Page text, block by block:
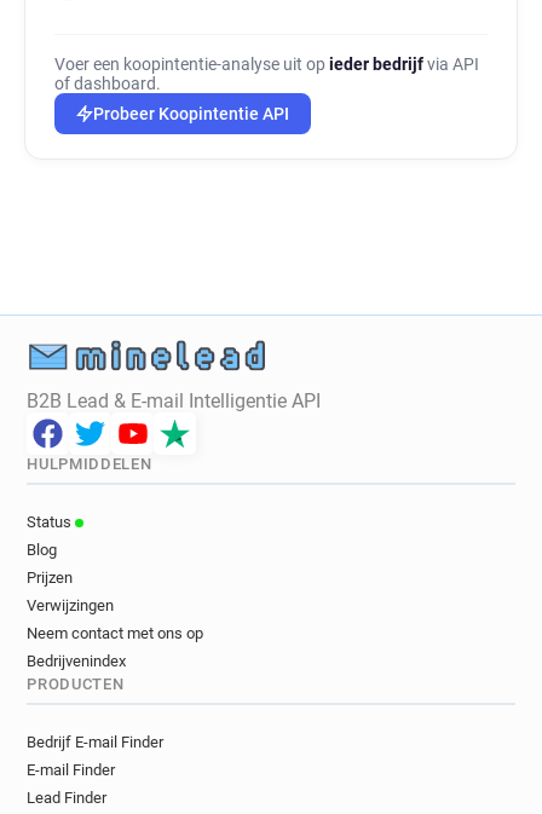
Voer een koopintentie-analyse uit op ieder bedrijfvia API
of dashboard.
Probeer Koopintentie API
B2B Lead & E-mail Intelligentie API
HULPMIDDELEN
Status
Blog
Prijzen
Verwijzingen
Neem contact met ons op
Bedrijvenindex
PRODUCTEN
Bedrijf E-mail Finder
E-mail Finder
Lead Finder